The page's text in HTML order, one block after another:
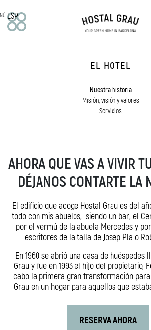
ESP
Misión, visión y valores
Servicios
Deluxe
Off Room
APARTAMENTOS
Estudio familiar
Apartamentos
Estudio
SOMOS
Interiorismo consciente
Estancia saludable
Off room
Social Impact Room
COMIDA Y BEBIDA
EL HOTEL
Nuestra historia
Misión, visión y valores
Servicios
AHORA QUE VAS A VIVIR
DÉJANOS CONTARTE LA
El edificio que acoge Hostal Grau es del
todo con mis abuelos, siendo un bar, el
por el vermú de la abuela Mercedes y
escritores de la talla de Josep Pla o
En 1960 se abrió una casa de huéspedes
Grau y fue en 1993 el hijo del propietario,
cabo la primera gran transformación
Grau en un hogar para aquellos que
RESERVA AHORA